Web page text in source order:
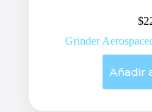
$
Grinder
Añadir